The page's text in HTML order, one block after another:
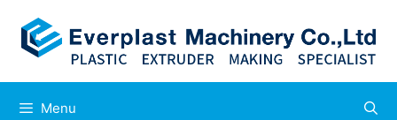
Menu